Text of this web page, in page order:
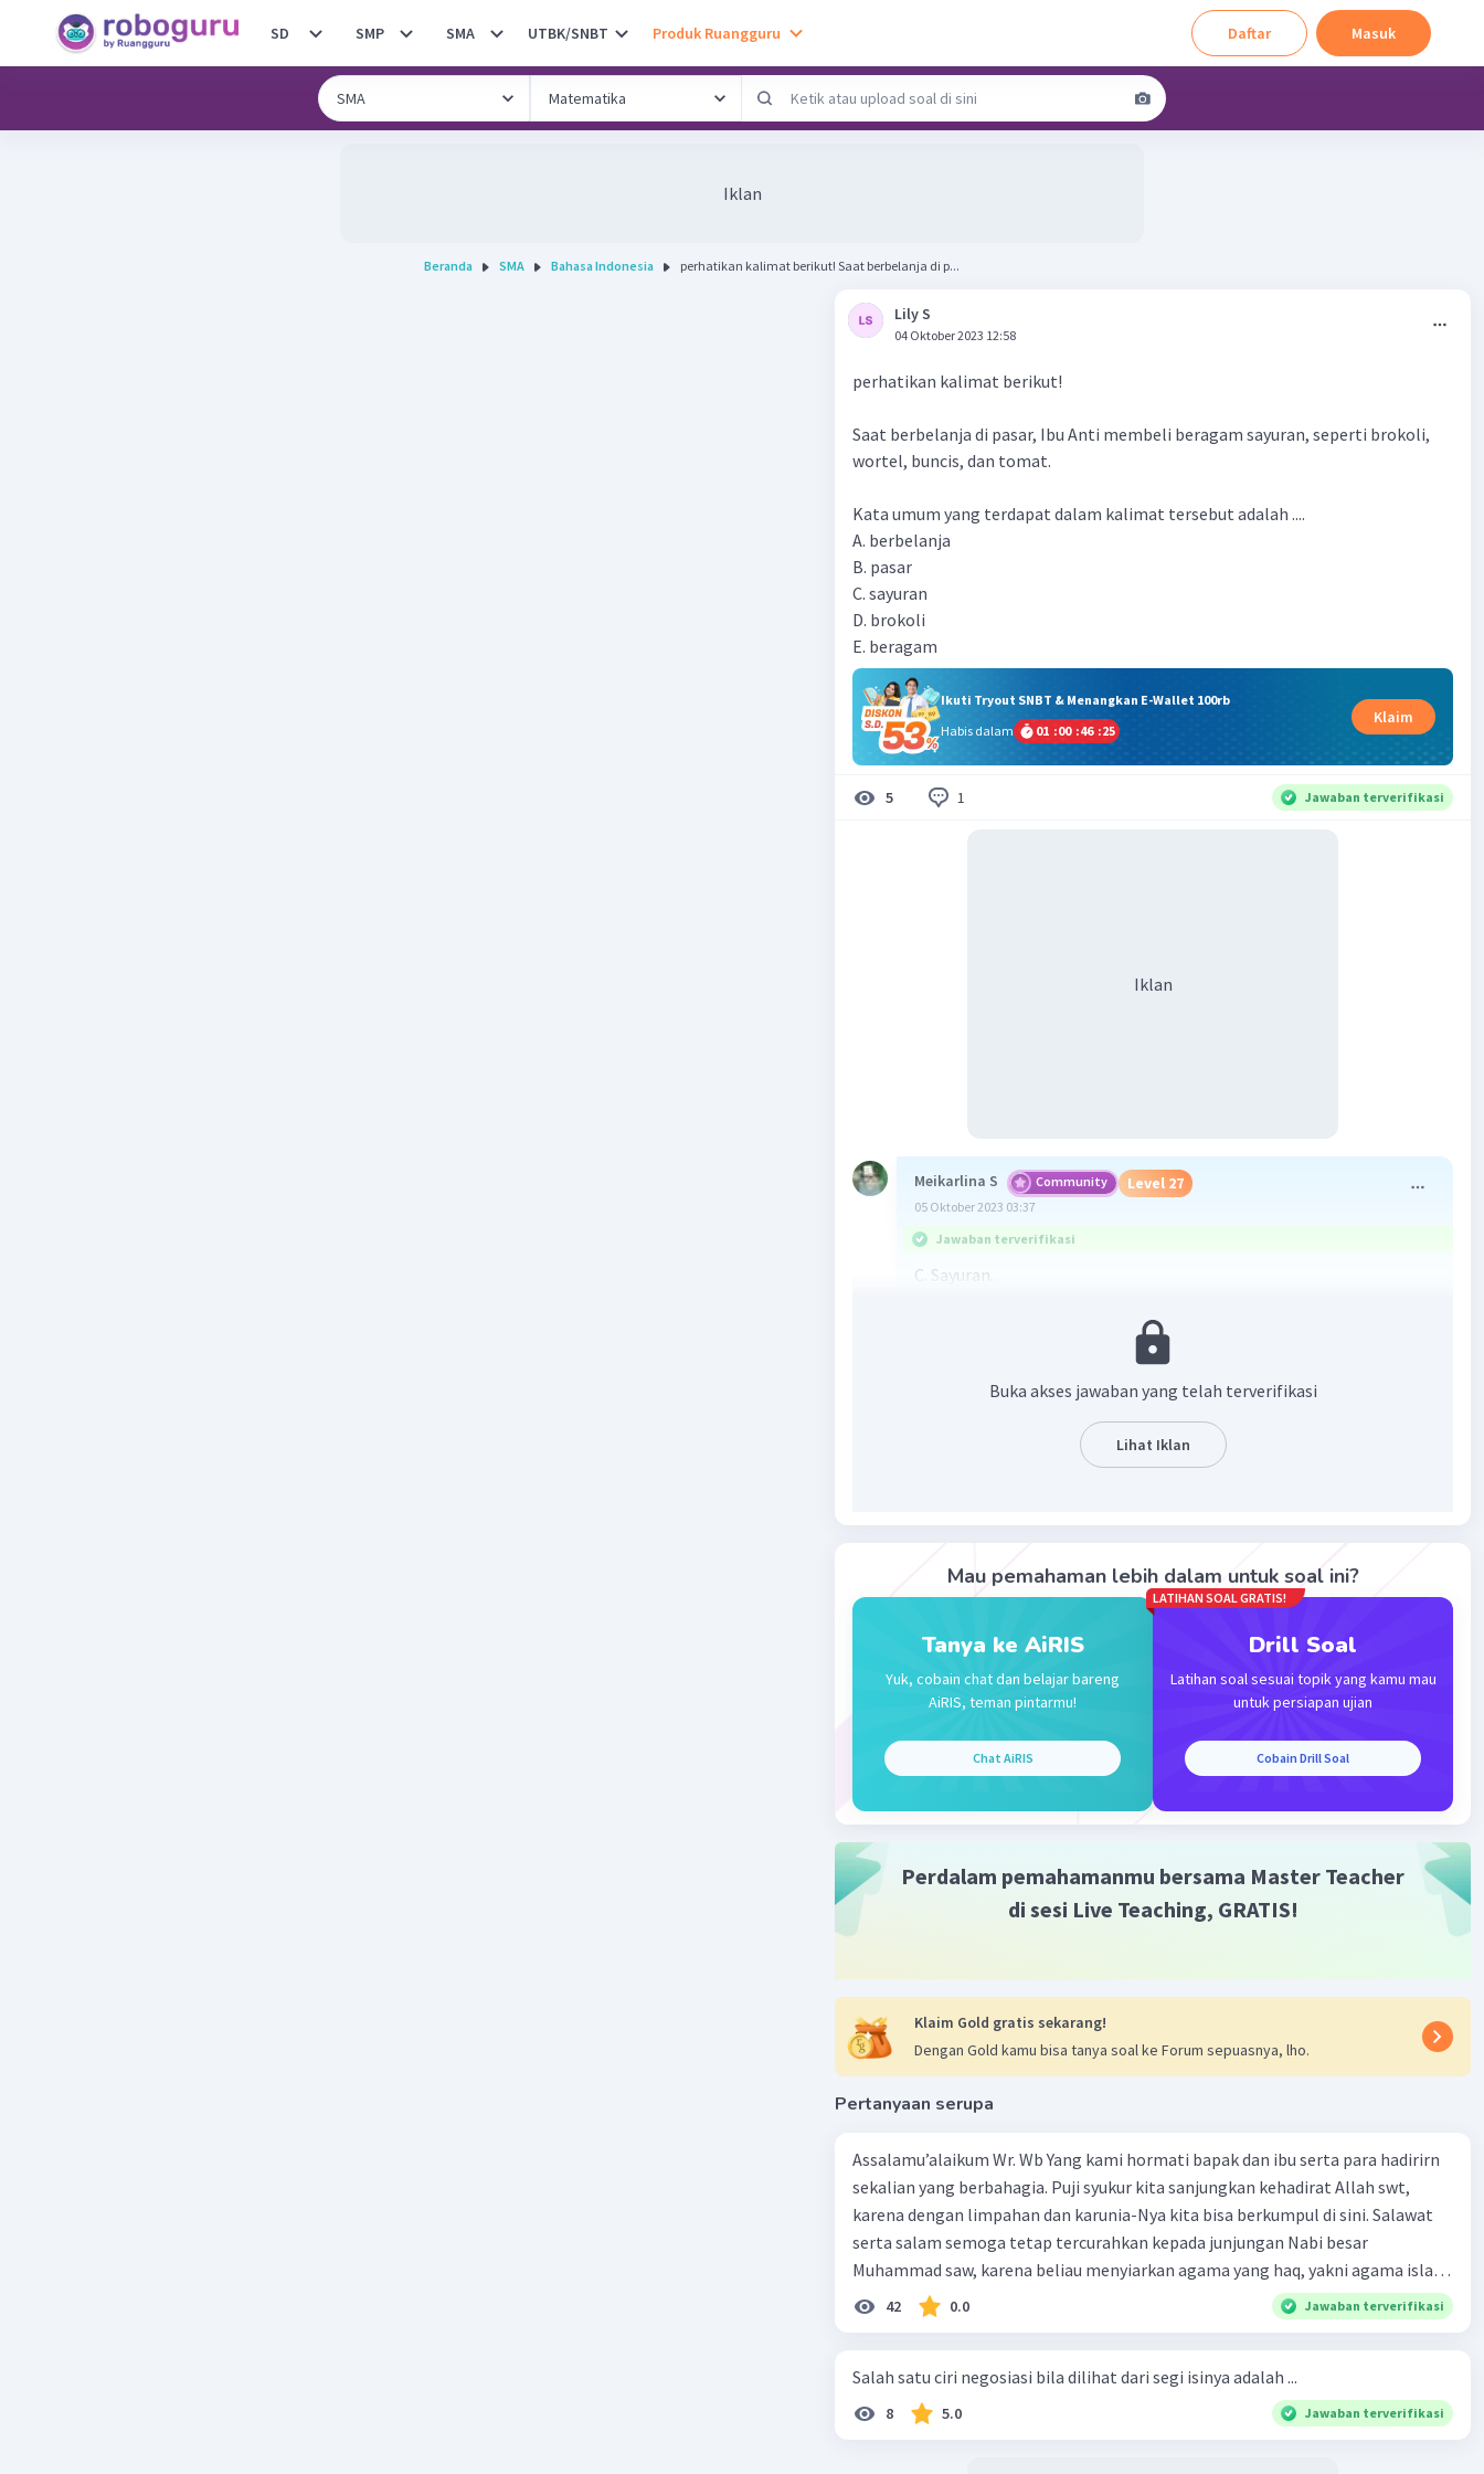
SD SMP SMA UTBK/SNBT Produk Ruangguru Daftar Masuk
Iklan
Beranda SMA Bahasa Indonesia perhatikan kalimat berikut! Saat berbelanja di p...
Lily S
04 Oktober 2023 12:58
perhatikan kalimat berikut!
Saat berbelanja di pasar, Ibu Anti membeli beragam sayuran, seperti brokoli,
wortel, buncis, dan tomat.
Kata umum yang terdapat dalam kalimat tersebut adalah ....
A. berbelanja
B. pasar
C. sayuran
D. brokoli
E. beragam
Ikuti Tryout SNBT & Menangkan E-Wallet 100rb
Habis dalam
01 :00 :46 :25
Klaim
5 1 Jawaban terverifikasi
Iklan
Meikarlina S Community Level 27
05 Oktober 2023 03:37
Jawaban terverifikasi
C. Sayuran.
Meskipun kalimat tersebut mengandung beberapa kata yang
berkaitan dengan kegiatan berbelanja di pasar dan jenis sayuran
yang dibeli, namun kata umum yang terdapat dalam kalimat
tersebut adalah "sayuran". Kata "sayuran" merujuk pada kategori
bahan makanan yang berasal dari tumbuhan dan biasanya
dikonsumsi sebagai sumber nutrisi bagi manusia. Dalam kalimat
Beri Rating·0.0(0) Balas
Buka akses jawaban yang telah terverifikasi
Lihat Iklan
Mau pemahaman lebih dalam untuk soal ini?
Tanya ke AiRIS
Yuk, cobain chat dan belajar bareng
AiRIS, teman pintarmu!
Chat AiRIS
LATIHAN SOAL GRATIS!
Drill Soal
Latihan soal sesuai topik yang kamu mau
untuk persiapan ujian
Cobain Drill Soal
Perdalam pemahamanmu bersama Master Teacher
di sesi Live Teaching, GRATIS!
Klaim Gold gratis sekarang!
Dengan Gold kamu bisa tanya soal ke Forum sepuasnya, lho.
Pertanyaan serupa
Assalamu’alaikum Wr. Wb Yang kami hormati bapak dan ibu serta para hadirirn
sekalian yang berbahagia. Puji syukur kita sanjungkan kehadirat Allah swt,
karena dengan limpahan dan karunia-Nya kita bisa berkumpul di sini. Salawat
serta salam semoga tetap tercurahkan kepada junjungan Nabi besar
Muhammad saw, karena beliau menyiarkan agama yang haq, yakni agama islam,
agama yang diridai oleh Allah swt. Semoga kita sekalian termasuk ke dalam
umat-Nya yang diberkahi. Amin ya rabbal alamin. Hadirin sekalian yang
lingkungan keluarga, sanak saudara, bahkan juga di masyarakat luas. Karena
dengan jiwa sosial, maka terjalinlah di antara kita saling tolong-menolong,
42 0.0 Jawaban terverifikasi
Salah satu ciri negosiasi bila dilihat dari segi isinya adalah ...
8 5.0 Jawaban terverifikasi